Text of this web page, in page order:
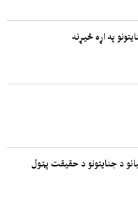
په اړه څیړنه
د جنایتونو د حقیقت پټول